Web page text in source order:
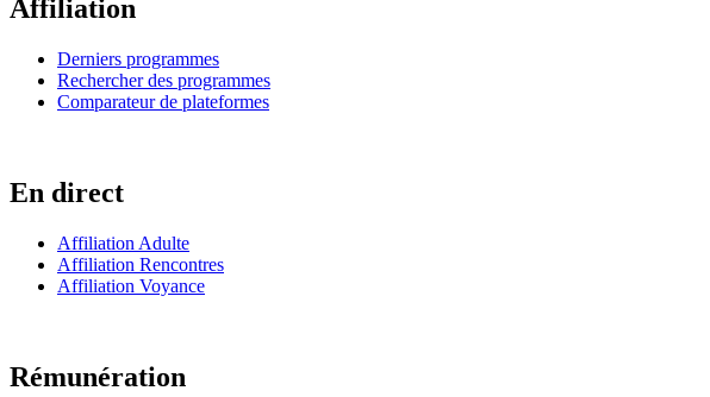
Affiliation
Derniers programmes
Rechercher des programmes
Comparateur de plateformes
En direct
Affiliation Adulte
Affiliation Rencontres
Affiliation Voyance
Rémunération